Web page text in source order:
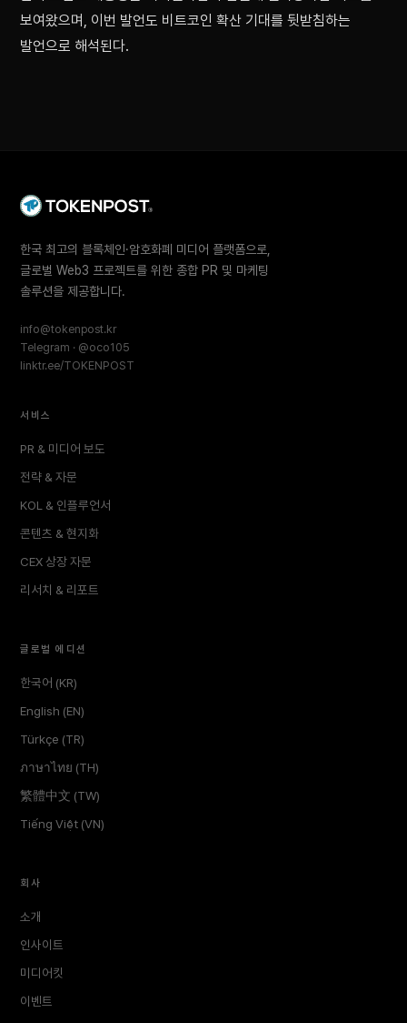
보여왔으며, 이번 발언도 비트코인 확산 기대를 뒷받침하는
발언으로 해석된다.
한국 최고의 블록체인·암호화폐 미디어 플랫폼으로,
글로벌 Web3 프로젝트를 위한 종합 PR 및 마케팅
솔루션을 제공합니다.
info@tokenpost.kr
Telegram · @oco105
linktr.ee/TOKENPOST
서비스
PR & 미디어 보도
전략 & 자문
KOL & 인플루언서
콘텐츠 & 현지화
CEX 상장 자문
리서치 & 리포트
글로벌 에디션
한국어 (KR)
English (EN)
Türkçe (TR)
ภาษาไทย (TH)
繁體中文 (TW)
Tiếng Việt (VN)
회사
소개
인사이트
미디어킷
이벤트